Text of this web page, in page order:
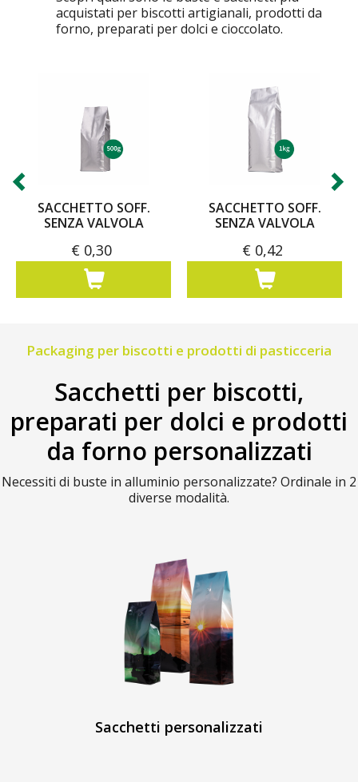
acquistati per biscotti artigianali, prodotti da
forno, preparati per dolci e cioccolato.
SACCHETTO SOFF.
SENZA VALVOLA
€ 0,30
SACCHETTO SOFF.
SENZA VALVOLA
€ 0,42
Packaging per biscotti e prodotti di pasticceria
Sacchetti per biscotti,
preparati per dolci e prodotti
da forno personalizzati
Necessiti di buste in alluminio personalizzate? Ordinale in 2
diverse modalità.
Sacchetti personalizzati